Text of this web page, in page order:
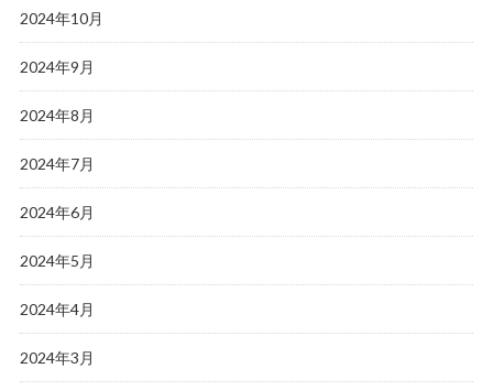
2024年10月
2024年9月
2024年8月
2024年7月
2024年6月
2024年5月
2024年4月
2024年3月